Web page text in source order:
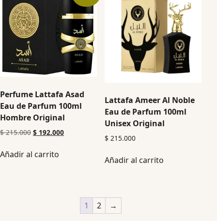
Perfume Lattafa Asad
Eau de Parfum 100ml
Hombre Original
$215.000 $ 192.000
Añadir al carrito
Lattafa Ameer Al Noble
Eau de Parfum 100ml
Unisex Original
$ 215.000
Añadir al carrito
1 2 →